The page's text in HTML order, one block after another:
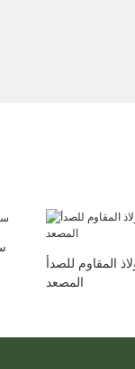
المقاوم للصدأ
المصعد